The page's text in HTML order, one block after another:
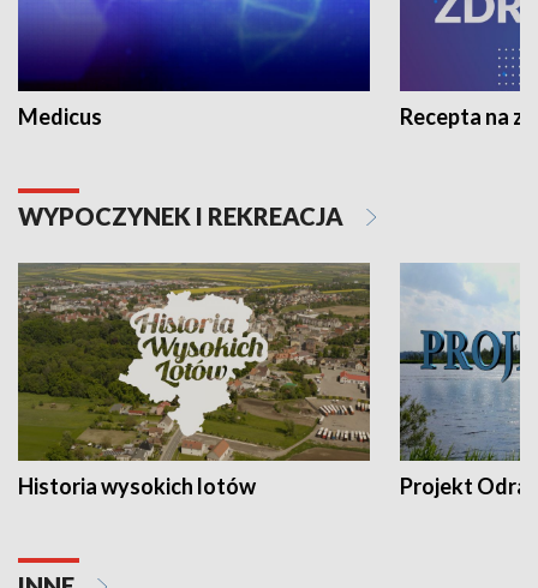
Medicus Recepta na
WYPOCZYNEK I REKREACJA
Historia wysokich lotów Projekt Odra